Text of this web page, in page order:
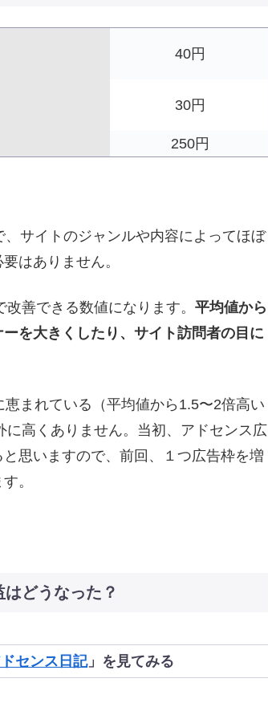
40円
30円
250円
サイトのジャンルや内容によってほぼ
はありません。
善できる数値になります。 平均値から
を大きくしたり、サイト訪問者の目に
まれている（平均値から1.5〜2倍高い
高くありません。当初、アドセンス広
思いますので、前回、１つ広告枠を増
。
どうなった？
センス日記」を見てみる